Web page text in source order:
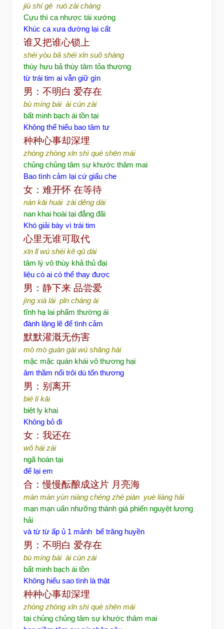
jiù shí gē ruò zài chàng
Cựu thì ca nhược tái xướng
Khúc ca xưa dường lại cất
谁又把谁心锁上
shéi yòu bǎ shéi xīn suǒ shàng
thùy hựu bả thùy tâm tỏa thượng
từ trái tim ai vẫn giữ gìn
男：不明白 爱存在
bù míng bái ài cún zài
bất minh bạch ái tồn tại
Không thể hiểu bao tâm tư
种种心事却深埋
zhòng zhòng xīn shì què shēn mái
chủng chủng tâm sự khước thâm mai
Bao tình cảm lại cứ giấu che
女：难开怀 在等待
nán kāi huái zài děng dài
nan khai hoài tại đẳng đãi
Khó giải bày vì trái tim
心里无谁可取代
xīn lǐ wú shéi kě qǔ dài
tâm lý vô thùy khả thủ đại
liệu có ai có thể thay được
男：静下来 品尝爱
jìng xià lái pǐn cháng ài
tĩnh hạ lai phẩm thường ái
đành lặng lẽ để tình cảm
默默灌溉无伤害
mò mò guàn gài wú shāng hài
mặc mặc quán khái vô thương hại
âm thầm nổi trôi dù tổn thương
男：别离开
bié lí kāi
biệt ly khai
Không bỏ đi
女：我还在
wǒ hái zài
ngã hoàn tại
để lại em
合：慢慢酝酿成这片 月亮海
màn màn yùn niàng chéng zhè piàn yuè liàng hǎi
mạn mạn uấn nhưỡng thành giá phiến nguyệt lượng
hải
và từ từ ấp ủ 1 mảnh bể trăng huyền
男：不明白 爱存在
bù míng bái ài cún zài
bất minh bạch ái tồn
Không hiểu sao tình là thật
种种心事却深埋
zhòng zhòng xīn shì què shēn mái
tại chủng chủng tâm sự khước thâm mai